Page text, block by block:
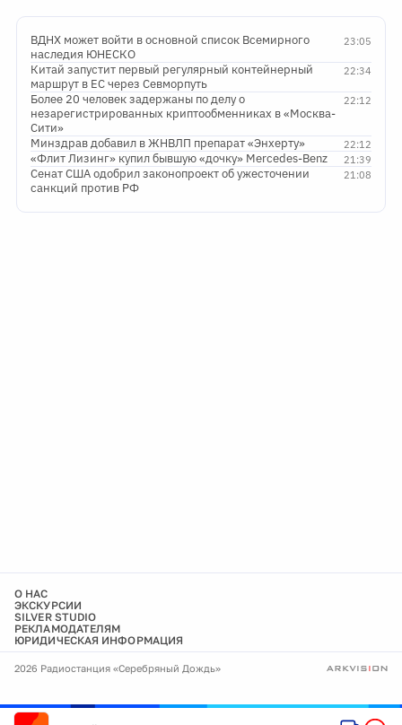
23:05
ВДНХ может войти в основной список Всемирного
наследия ЮНЕСКО
22:34
Китай запустит первый регулярный контейнерный
маршрут в ЕС через Севморпуть
22:12
Более 20 человек задержаны по делу о
незарегистрированных криптообменниках в «Москва-
Сити»
22:12
Минздрав добавил в ЖНВЛП препарат «Энхерту»
21:39
«Флит Лизинг» купил бывшую «дочку» Mercedes-Benz
21:08
Сенат США одобрил законопроект об ужесточении
санкций против РФ
О НАС
ЭКСКУРСИИ
SILVER STUDIO
РЕКЛАМОДАТЕЛЯМ
ЮРИДИЧЕСКАЯ ИНФОРМАЦИЯ
2026 Радиостанция «Серебряный Дождь»